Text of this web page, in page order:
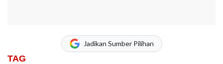
Jadikan Sumber Pilihan
TAG